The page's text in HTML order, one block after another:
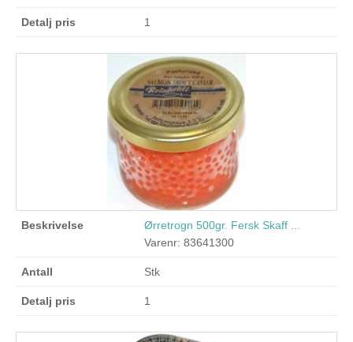
1
Ørretrogn 500gr. Fersk Skaff ...
Varenr: 83641300
Stk
1